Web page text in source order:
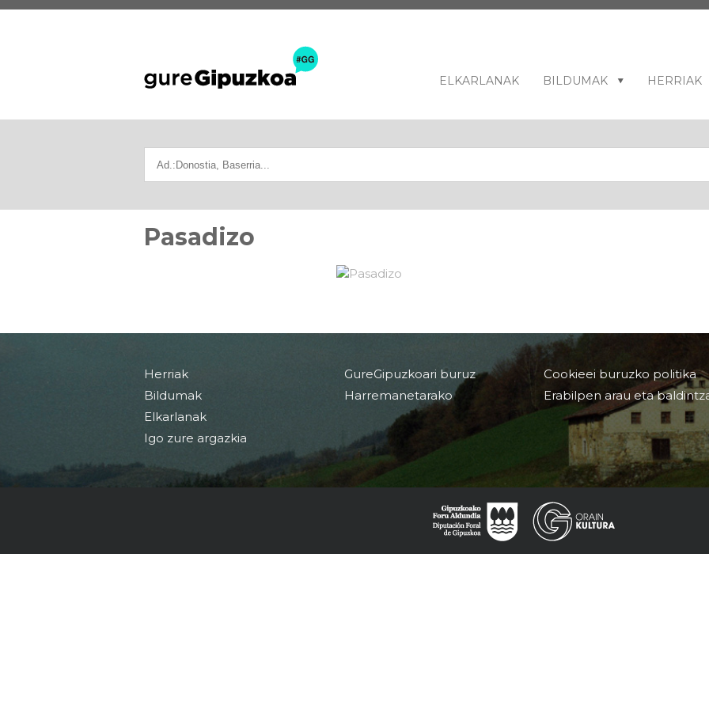
ELKARLANAK BILDUMAK HERRIAK
Pasadizo
Herriak
Bildumak
Elkarlanak
Igo zure argazkia
GureGipuzkoari buruz
Harremanetarako
Cookieei buruzko politika
Erabilpen arau eta